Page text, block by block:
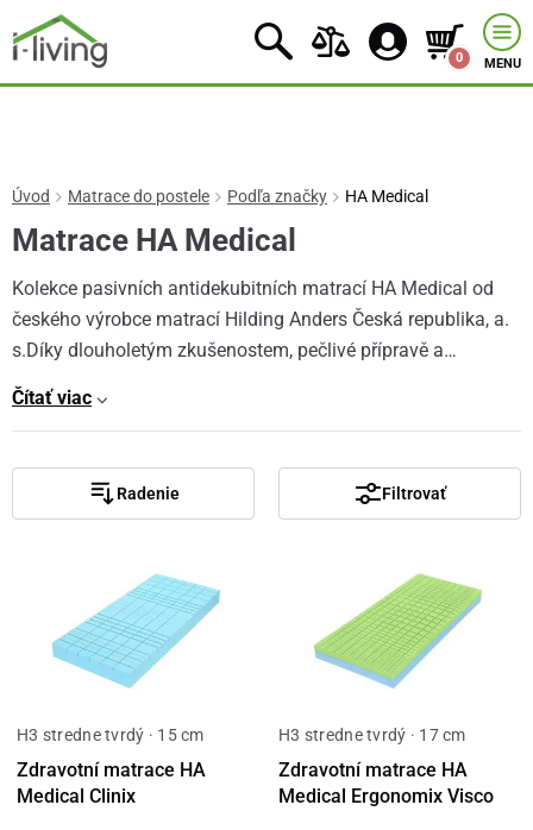
0 MENU
Úvod Matrace do postele Podľa značky HA Medical
Matrace HA Medical
Kolekce pasivních antidekubitních matrací HA Medical od
českého výrobce matrací Hilding Anders Česká republika, a.
s.Díky dlouholetým zkušenostem, pečlivé přípravě a…
Čítať viac
Radenie Filtrovať
H3 stredne tvrdý · 15 cm
Zdravotní matrace HA
Medical Clinix
H3 stredne tvrdý · 17 cm
Zdravotní matrace HA
Medical Ergonomix Visco